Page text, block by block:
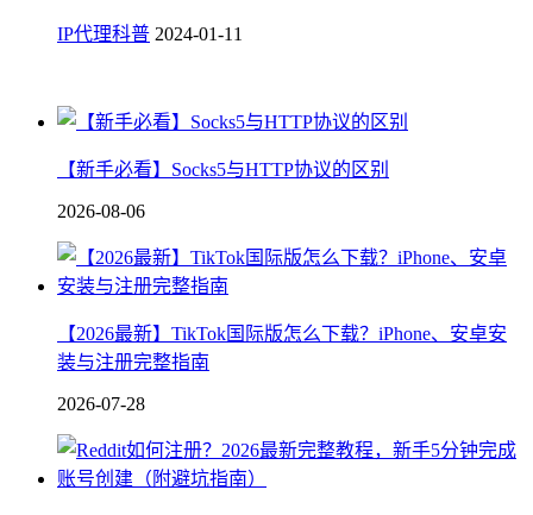
IP代理科普 2024-01-11
【新手必看】Socks5与HTTP协议的区别
2026-08-06
【2026最新】TikTok国际版怎么下载？iPhone、安卓安
装与注册完整指南
2026-07-28